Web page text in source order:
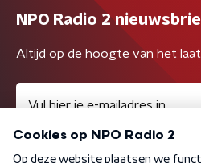
NPO Radio 2
Altijd op de hoogte van het